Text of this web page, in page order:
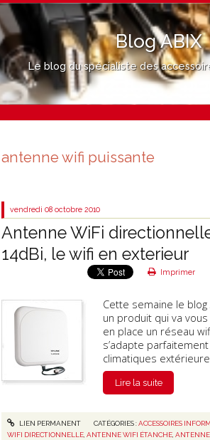
Blog ABIX
Le blog du spécialiste des
antenne wifi puissante
vendredi 08 octobre 2010
Antenne WiFi
14dBi, le wifi en exterieur
Imprimer
Cette semaine le
un produit qui va
en place un réseau
s’adapte
climatiques
Lire la suite
LIEN PERMANENT CATÉGORIES :ACCESSOIRES
WIFI DIRECTIONNELLE,ANTENNE WIFI ÉTANCHE,